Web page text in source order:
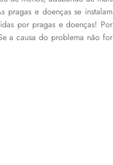
e doenças se instalam
por pragas e doenças! Por
a causa do problema não for